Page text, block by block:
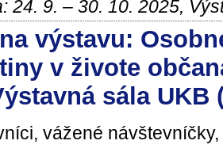
24. 9. – 30. 10. 2025,
výstavu:
v živote
sála UKB
vážené návštevníčky,